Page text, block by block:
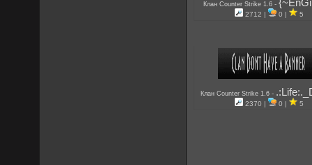
Клан Counter Strike 1.6-
2712 | 0 | 5
Клан Counter Strike 1.6 -
2370 | 0 | 5